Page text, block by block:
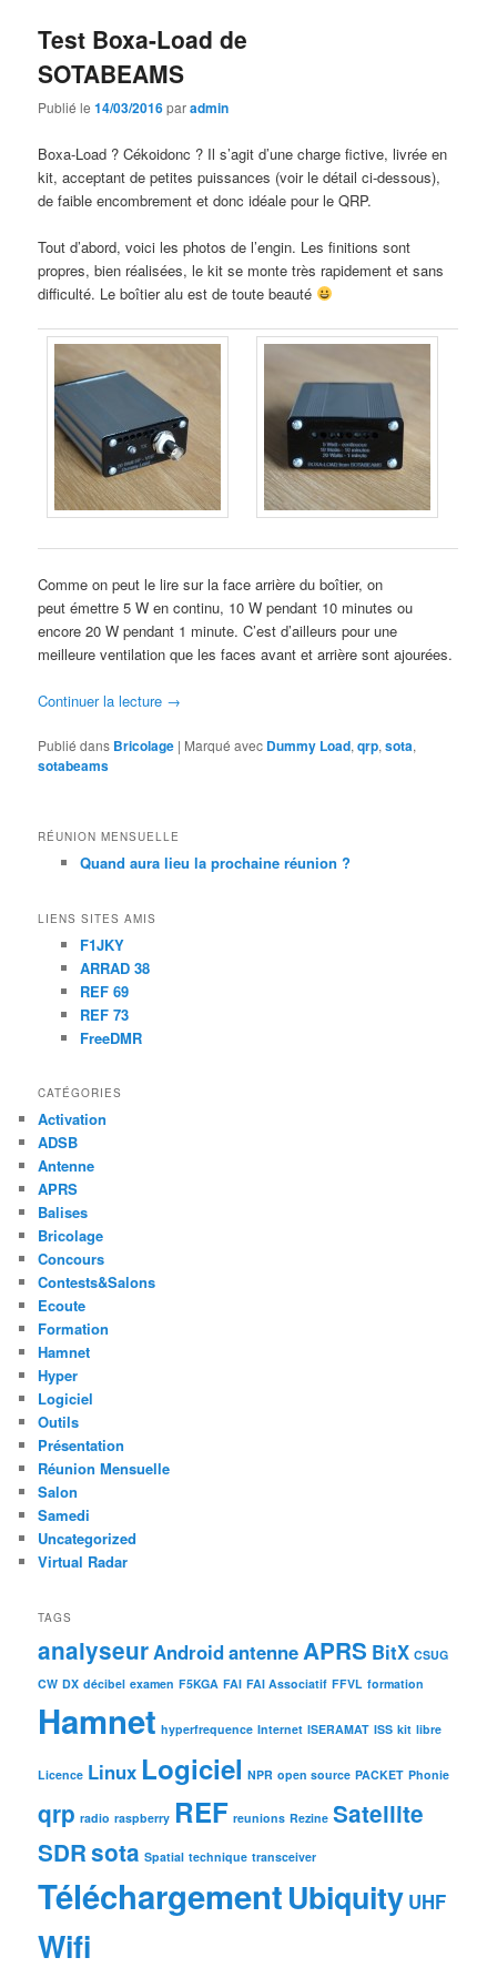
Test Boxa-Load de
SOTABEAMS
Publié le14/03/2016paradmin
Boxa-Load ? Cékoidonc ? Il s’agit d’une charge fictive, livrée en
kit, acceptant de petites puissances (voir le détail ci-dessous),
de faible encombrement et donc idéale pour le QRP.
Tout d’abord, voici les photos de l’engin. Les finitions sont
propres, bien réalisées, le kit se monte très rapidement et sans
difficulté. Le boîtier alu est de toute beauté
Comme on peut le lire sur la face arrière du boîtier, on
peut émettre 5 W en continu, 10 W pendant 10 minutes ou
encore 20 W pendant 1 minute. C’est d’ailleurs pour une
meilleure ventilation que les faces avant et arrière sont ajourées.
Continuer la lecture →
Publié dans Bricolage | Marqué avec Dummy Load,qrp,sota,
sotabeams
RÉUNION MENSUELLE
Quand aura lieu la prochaine réunion ?
LIENS SITES AMIS
F1JKY
ARRAD 38
REF 69
REF 73
FreeDMR
CATÉGORIES
Activation
ADSB
Antenne
APRS
Balises
Bricolage
Concours
Contests&Salons
Ecoute
Formation
Hamnet
Hyper
Logiciel
Outils
Présentation
Réunion Mensuelle
Salon
Samedi
Uncategorized
Virtual Radar
TAGS
analyseur Androidantenne APRS BitX CSUG
CW DX décibel examen F5KGA FAI FAI Associatif FFVL formation
Hamnet hyperfrequence Internet ISERAMAT ISS kit libre
Licence Linux Logiciel NPR open source PACKET Phonie
qrp radio raspberry REF reunions Rezine Satellite
SDRsota Spatial technique transceiver
TéléchargementUbiquity UHF
Wifi